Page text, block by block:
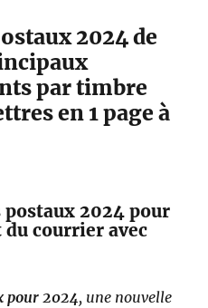
2024 de
par timbre
en 1 page à
2024 pour
courrier avec
pour 2024, une nouvelle